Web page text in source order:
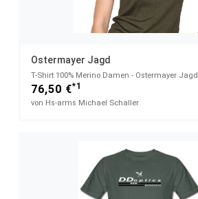
Ostermayer Jagd
T-Shirt 100% Merino Damen - Ostermayer Jagd
76,50 €*1
von Hs-arms Michael Schaller